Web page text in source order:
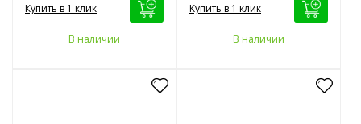
Купить в 1 клик
В наличии
Купить в 1 клик
В наличии